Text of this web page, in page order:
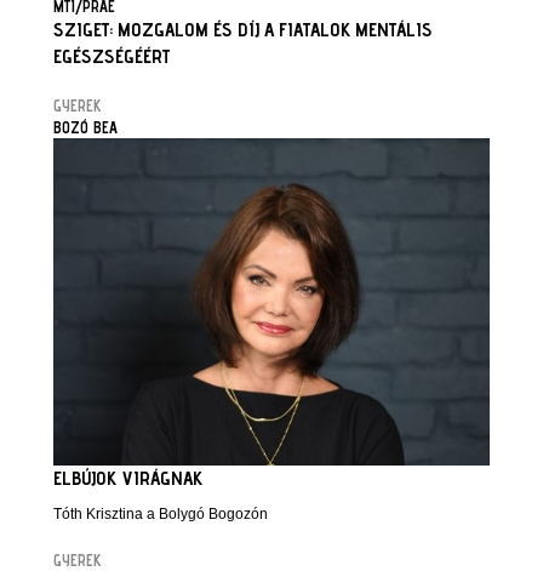
MTI/PRAE
SZIGET: MOZGALOM ÉS DÍJ A FIATALOK MENTÁLIS
EGÉSZSÉGÉÉRT
GYEREK
BOZÓ BEA
ELBÚJOK VIRÁGNAK
Tóth Krisztina a Bolygó Bogozón
GYEREK